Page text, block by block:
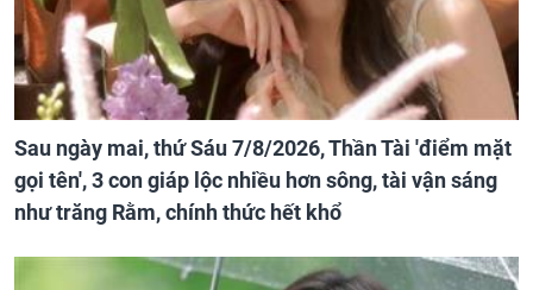
Sau ngày mai, thứ Sáu 7/8/2026, Thần Tài 'điểm mặt
gọi tên', 3 con giáp lộc nhiều hơn sông, tài vận sáng
như trăng Rằm, chính thức hết khổ